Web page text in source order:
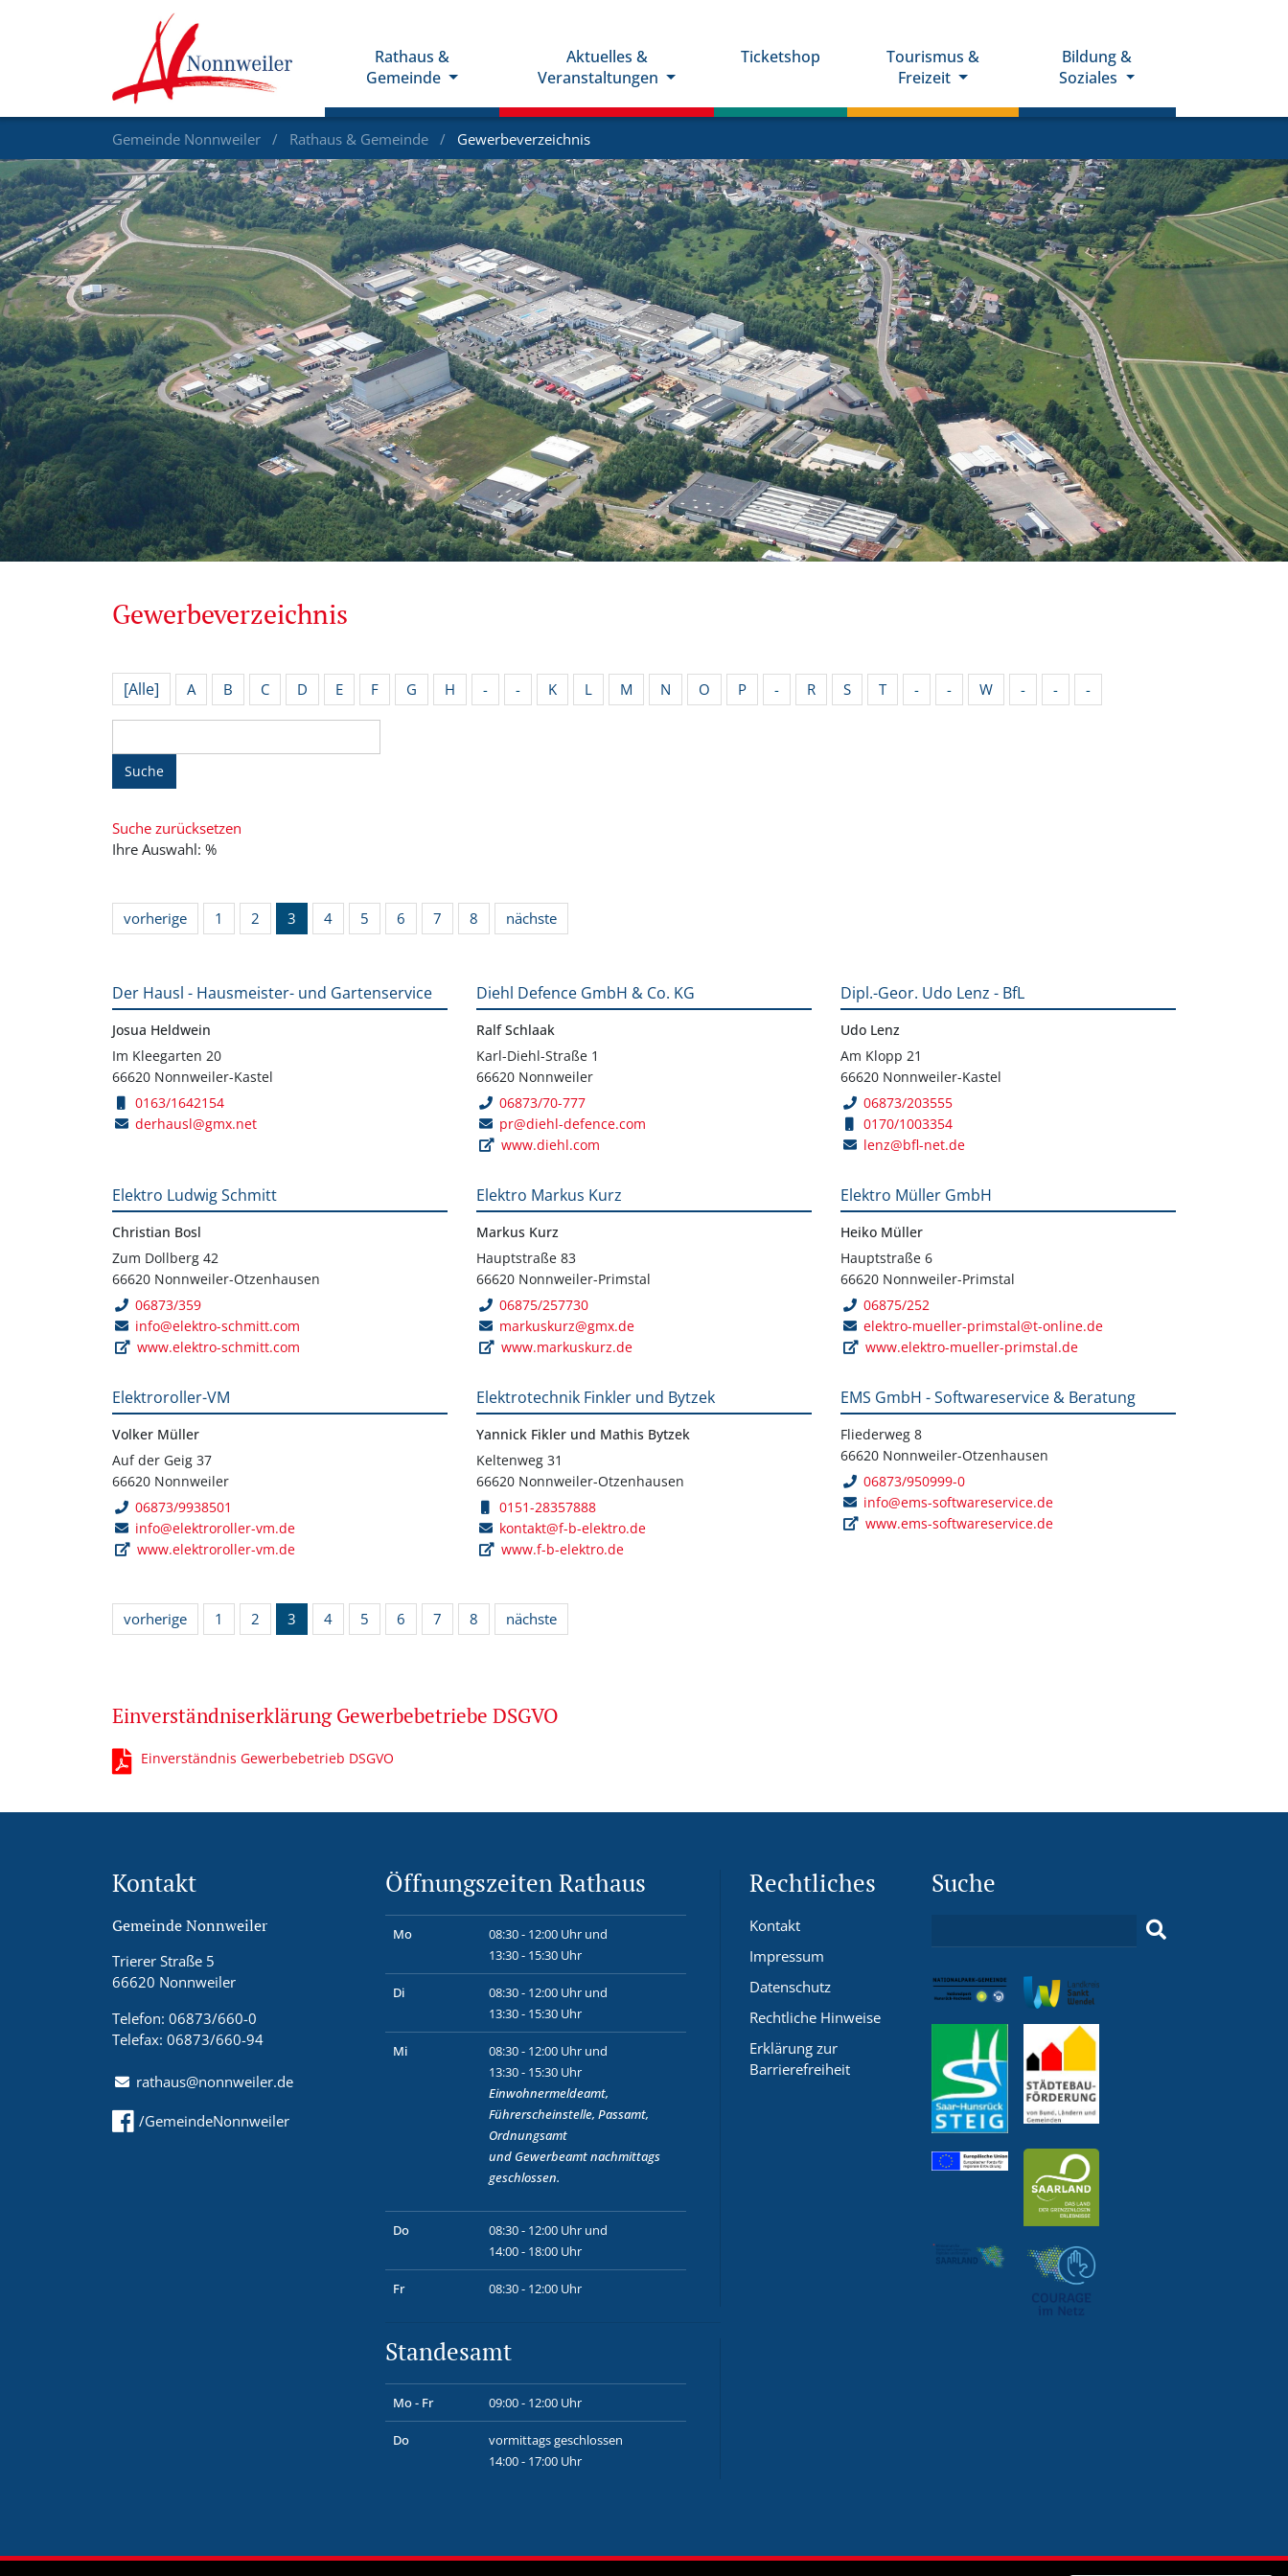
Rathaus &
Gemeinde
Aktuelles &
Veranstaltungen
Ticketshop
Tourismus &
Freizeit
Bildung &
Soziales
Gemeinde Nonnweiler Rathaus & Gemeinde Gewerbeverzeichnis
Gewerbeverzeichnis
[Alle] A B C D E F G H - - K L M N O P - R S T - - W - - -
Suche
Suche zurücksetzen
Ihre Auswahl: %
vorherige 1 2 3 4 5 6 7 8 nächste
Der Hausl - Hausmeister- und Gartenservice
Josua Heldwein
Im Kleegarten 20
66620 Nonnweiler-Kastel
0163/1642154
derhausl@gmx.net
Diehl Defence GmbH & Co. KG
Ralf Schlaak
Karl-Diehl-Straße 1
66620 Nonnweiler
06873/70-777
pr@diehl-defence.com
www.diehl.com
Dipl.-Geor. Udo Lenz - BfL
Udo Lenz
Am Klopp 21
66620 Nonnweiler-Kastel
06873/203555
0170/1003354
lenz@bfl-net.de
Elektro Ludwig Schmitt
Christian Bosl
Zum Dollberg 42
66620 Nonnweiler-Otzenhausen
06873/359
info@elektro-schmitt.com
www.elektro-schmitt.com
Elektro Markus Kurz
Markus Kurz
Hauptstraße 83
66620 Nonnweiler-Primstal
06875/257730
markuskurz@gmx.de
www.markuskurz.de
Elektro Müller GmbH
Heiko Müller
Hauptstraße 6
66620 Nonnweiler-Primstal
06875/252
elektro-mueller-primstal@t-online.de
www.elektro-mueller-primstal.de
Elektroroller-VM
Volker Müller
Auf der Geig 37
66620 Nonnweiler
06873/9938501
info@elektroroller-vm.de
www.elektroroller-vm.de
Elektrotechnik Finkler und Bytzek
Yannick Fikler und Mathis Bytzek
Keltenweg 31
66620 Nonnweiler-Otzenhausen
0151-28357888
kontakt@f-b-elektro.de
www.f-b-elektro.de
EMS GmbH - Softwareservice & Beratung
Fliederweg 8
66620 Nonnweiler-Otzenhausen
06873/950999-0
info@ems-softwareservice.de
www.ems-softwareservice.de
vorherige 1 2 3 4 5 6 7 8 nächste
Einverständniserklärung Gewerbebetriebe DSGVO
Einverständnis Gewerbebetrieb DSGVO
Kontakt
Gemeinde Nonnweiler
Trierer Straße 5
66620 Nonnweiler
Telefon: 06873/660-0
Telefax: 06873/660-94
rathaus@nonnweiler.de
/GemeindeNonnweiler
Öffnungszeiten Rathaus
Mo
08:30 - 12:00 Uhr und
13:30 - 15:30 Uhr
Di
08:30 - 12:00 Uhr und
13:30 - 15:30 Uhr
Mi
08:30 - 12:00 Uhr und
13:30 - 15:30 Uhr
Einwohnermeldeamt,
Führerscheinstelle, Passamt,
Ordnungsamt
und Gewerbeamtnachmittags
geschlossen.
Do
08:30 - 12:00 Uhr und
14:00 - 18:00 Uhr
Fr 08:30 - 12:00 Uhr
Standesamt
Mo - Fr 09:00 - 12:00 Uhr
Do
vormittags geschlossen
14:00 - 17:00 Uhr
Rechtliches
Kontakt
Impressum
Datenschutz
Rechtliche Hinweise
Erklärung zur
Barrierefreiheit
Suche